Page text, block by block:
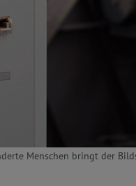
Menschen bringt der